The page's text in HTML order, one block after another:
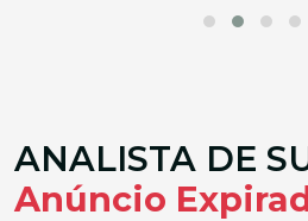
ANALISTA DE
Anúncio